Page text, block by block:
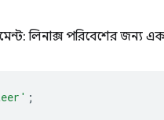
লিনাক্স পরিবেশের জন্য
;